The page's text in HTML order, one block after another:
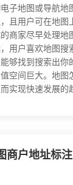
子地图或导航
且用户可在地
商家尽早处理地
用户喜欢地图
够找到搜索出
空间巨大。地
实现快速发展
商户地址标